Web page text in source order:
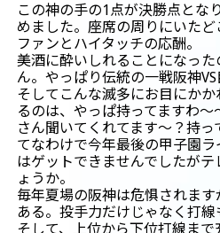
この神の手の1点が決勝点とな
めました。座席の周りにいた
ファンとハイタッチの応酬。
美酒に酔いしれることになっ
ん。やっぱり伝統の一戦阪神VS
そしてこんな滅多にお目にか
るのは、やっぱ持ってますわ
さん聞いてくれてます～？持っ
てなわけで今年最後の甲子園
はゲットできませんでしたが
ょうか。
毎年夏場の阪神は危惧されま
ある。投手力だけじゃなく打線
そして、上位から下位打線ま